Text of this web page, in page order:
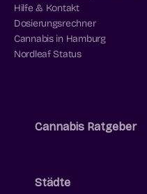
Hilfe & Kontakt
Dosierungsrechner
Cannabis in Hamburg
Nordleaf Status
Cannabis Ratgeber
Städte